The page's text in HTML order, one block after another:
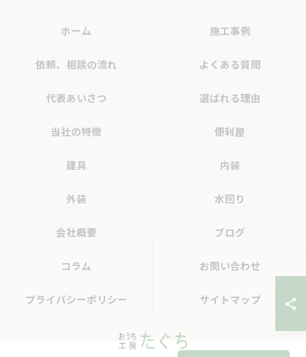
ホーム 施工事例
依頼、相談の流れ よくある質問
代表あいさつ 選ばれる理由
当社の特徴 便利屋
建具 内装
外装 水回り
会社概要 ブログ
コラム お問い合わせ
プライバシーポリシー サイトマップ